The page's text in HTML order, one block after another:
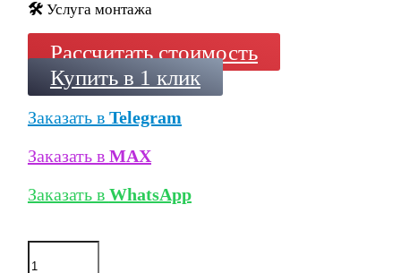
🛠️ Услуга монтажа
Рассчитать стоимость
Купить в 1 клик
Заказать в Telegram
Заказать в MAX
Заказать в WhatsApp
Количество
товара